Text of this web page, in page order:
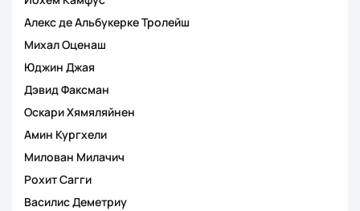
Алекс де Альбукерке Тролейш
Михал Оценаш
Юджин Джая
Дэвид Факсман
Оскари Хямяляйнен
Амин Кургхели
Милован Милачич
Рохит Сагги
Василис Деметриу